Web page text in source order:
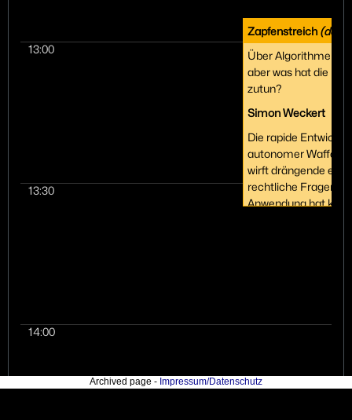
13:00
13:30
14:00
Zapfenstreich (de)
Über Algorithmen
aber was hat die
zutun?
Simon Weckert
Die rapide
autonomer
wirft drängende
rechtliche Fragen
Anwendung hat kann
Militärtechnologie
Archived page - Impressum/Datenschutz